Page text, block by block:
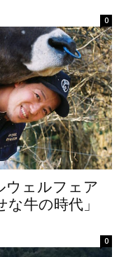
0
ウェルフェア
牛の時代」
0